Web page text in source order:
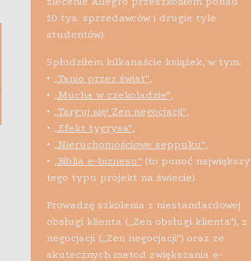
10 tys. sprzedawców i drugie tyle
studentów).
Spłodziłem kilkanaście książek, w tym:
• „Tanio przez świat”,
• „Mucha w czekoladzie”,
• „Targuj się! Zen negocjacji”,
• „Efekt tygrysa”,
• „Nieruchomościowe seppuku”,
• „Biblia e-biznesu”(to ponoć największy
tego typu projekt na świecie).
Prowadzę szkolenia z niestandardowej
obsługi klienta („Zen obsługi klienta”), z
negocjacji („Zen negocjacji”) oraz ze
skutecznych metod zwiększania e-